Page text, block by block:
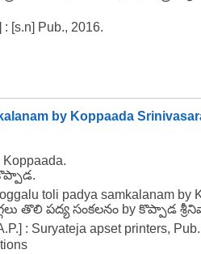
: [s.n] Pub., 2016.
by Koppaada
toli padya samkalanam by
తొలి పద్య సంకలనం by కొప్పాడ
: Suryateja apset printers,